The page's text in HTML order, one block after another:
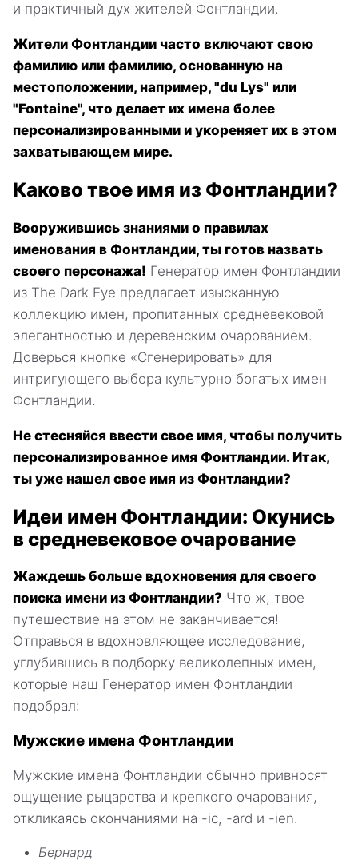
и практичный дух жителей Фонтландии.
Жители Фонтландии часто включают свою
фамилию или фамилию, основанную на
местоположении, например, "du Lys" или
"Fontaine", что делает их имена более
персонализированными и укореняет их в этом
захватывающем мире.
Каково твое имя из Фонтландии?
Вооружившись знаниями о правилах
именования в Фонтландии, ты готов назвать
своего персонажа! Генератор имен Фонтландии
из The Dark Eye предлагает изысканную
коллекцию имен, пропитанных средневековой
элегантностью и деревенским очарованием.
Доверься кнопке «Сгенерировать» для
интригующего выбора культурно богатых имен
Фонтландии.
Не стесняйся ввести свое имя, чтобы получить
персонализированное имя Фонтландии. Итак,
ты уже нашел свое имя из Фонтландии?
Идеи имен Фонтландии: Окунись
в средневековое очарование
Жаждешь больше вдохновения для своего
поиска имени из Фонтландии? Что ж, твое
путешествие на этом не заканчивается!
Отправься в вдохновляющее исследование,
углубившись в подборку великолепных имен,
которые наш Генератор имен Фонтландии
подобрал:
Мужские имена Фонтландии
Мужские имена Фонтландии обычно привносят
ощущение рыцарства и крепкого очарования,
откликаясь окончаниями на -ic, -ard и -ien.
Бернард